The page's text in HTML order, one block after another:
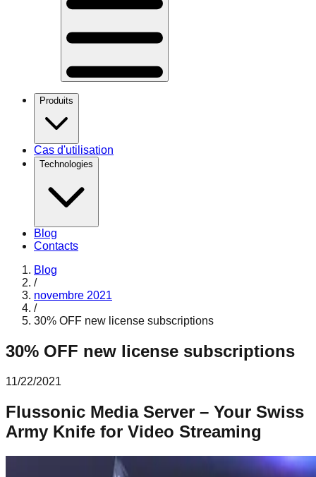
Produits
Cas d'utilisation
Technologies
Blog
Contacts
Blog
/
novembre 2021
/
30% OFF new license subscriptions
30% OFF new license subscriptions
11/22/2021
Flussonic Media Server – Your Swiss
Army Knife for Video Streaming